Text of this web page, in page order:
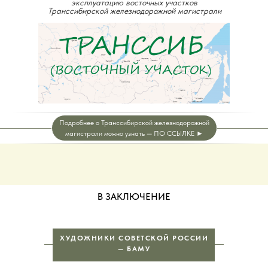
эксплуатацию восточных участков
Транссибирской железнодорожной магистрали
Подробнее о Транссибирской железнодорожной
магистрали можно узнать — ПО ССЫЛКЕ ►
В ЗАКЛЮЧЕНИЕ
ХУДОЖНИКИ СОВЕТСКОЙ РОССИИ
— БАМУ